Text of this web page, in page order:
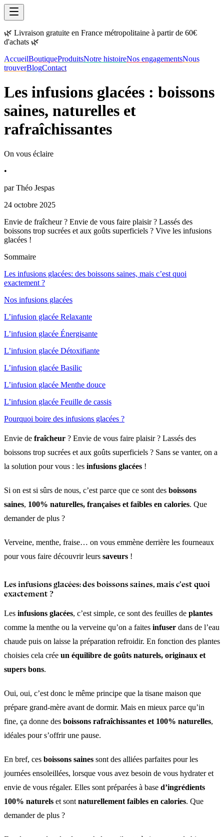
🌿 Livraison gratuite en France métropolitaine à partir de 60€
d'achats 🌿
AccueilBoutiqueProduitsNotre histoireNos engagementsNous
trouverBlogContact
Les infusions glacées : boissons
saines, naturelles et
rafraîchissantes
On vous éclaire
•
parThéo Jespas
24 octobre 2025
Envie de fraîcheur ? Envie de vous faire plaisir ? Lassés des
boissons trop sucrées et aux goûts superficiels ? Vive les infusions
glacées !
Sommaire
Les infusions glacées: des boissons saines, mais c’est quoi
exactement ?
Nos infusions glacées
L’infusion glacée Relaxante
L’infusion glacée Énergisante
L’infusion glacée Détoxifiante
L’infusion glacée Basilic
L’infusion glacée Menthe douce
L’infusion glacée Feuille de cassis
Pourquoi boire des infusions glacées ?
Envie de fraîcheur ? Envie de vous faire plaisir ? Lassés des
boissons trop sucrées et aux goûts superficiels ? Sans se vanter, on a
la solution pour vous : les infusions glacées !
Si on est si sûrs de nous, c’est parce que ce sont des boissons
saines, 100% naturelles, françaises et faibles en calories. Que
demander de plus ?
Verveine, menthe, fraise… on vous emmène derrière les fourneaux
pour vous faire découvrir leurs saveurs !
Les infusions glacées: des boissons saines, mais c’est quoi
exactement ?
Les infusions glacées, c’est simple, ce sont des feuilles de plantes
comme la menthe ou la verveine qu’on a faites infuser dans de l’eau
chaude puis on laisse la préparation refroidir. En fonction des plantes
choisies cela crée un équilibre de goûts naturels, originaux et
supers bons.
Oui, oui, c’est donc le même principe que la tisane maison que
prépare grand-mère avant de dormir. Mais en mieux parce qu’in
fine, ça donne des boissons rafraîchissantes et 100% naturelles,
idéales pour s’offrir une pause.
En bref, ces boissons saines sont des alliées parfaites pour les
journées ensoleillées, lorsque vous avez besoin de vous hydrater et
envie de vous régaler. Elles sont préparées à base d’ingrédients
100% naturels et sont naturellement faibles en calories. Que
demander de plus ?